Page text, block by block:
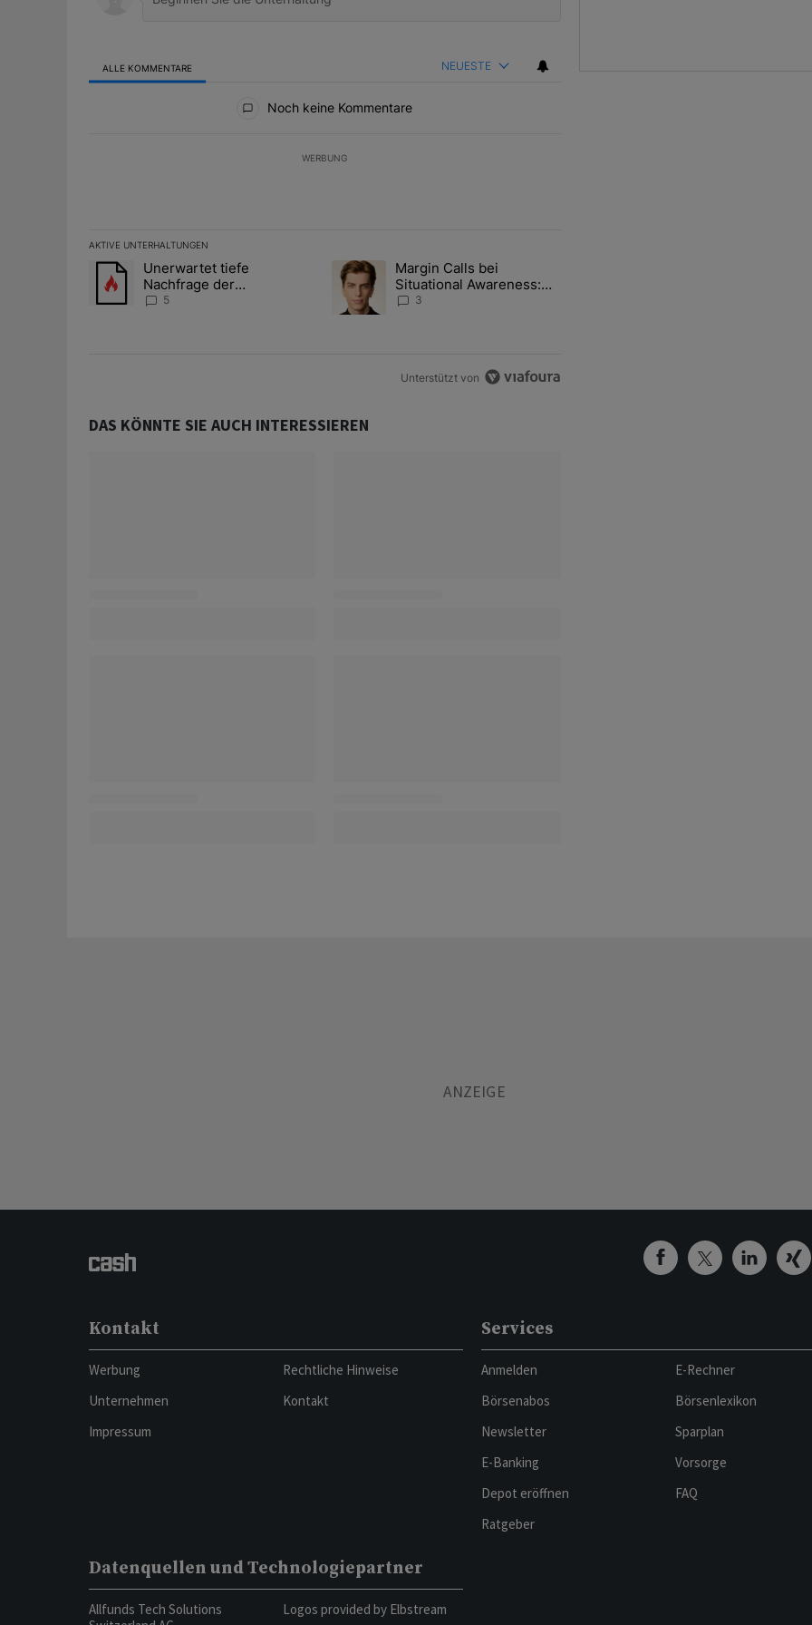
ALLE KOMMENTARE NEUESTE
Noch keine Kommentare
WERBUNG
AKTIVE UNTERHALTUNGEN
Das Folgende ist eine Liste der am meisten kommentierten Artikel der letzten 7 days.
Ein Trendartikel mit dem Titel "Unerwartet tiefe Nachfrage der Zentralbanken könnte Goldpreis weiter belasten" mit 5
Unerwartet tiefe
Nachfrage der
Zentralbanken könnte
5
Ein Trendartikel mit dem Titel "Margin Calls bei Situational Awareness: Alles
Margin Calls bei
Situational Awareness:
Alles über den Retter-
3
Unterstützt von
DAS KÖNNTE SIE AUCH INTERESSIEREN
Kontakt
Werbung
Unternehmen
Impressum
Rechtliche Hinweise
Kontakt
Services
Anmelden
Börsenabos
Newsletter
E-Banking
Depot eröffnen
Ratgeber
E-Rechner
Börsenlexikon
Sparplan
Vorsorge
FAQ
Datenquellen und Technologiepartner
Allfunds Tech Solutions
Logos provided by Elbstream